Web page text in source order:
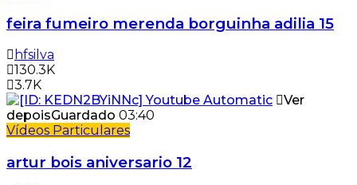
feira fumeiro merenda borguinha adilia 15
hfsilva
130.3K
3.7K
Ver
depoisGuardado 03:40
Vídeos Particulares
artur bois aniversario 12